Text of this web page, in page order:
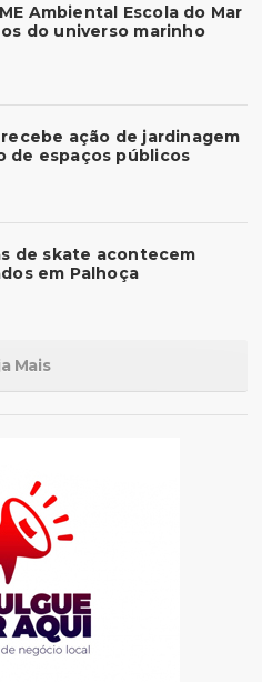
Ambiental Escola do Mar
do universo marinho
ação de jardinagem
de espaços públicos
de skate acontecem
em Palhoça
Mais